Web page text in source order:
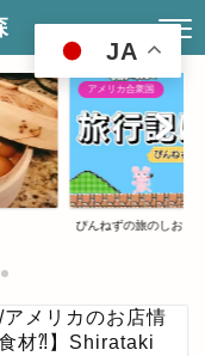
アメリカ合衆国
ぴんねずの旅のしおり
/アメリカのお店情
材⁈】Shirataki
JA